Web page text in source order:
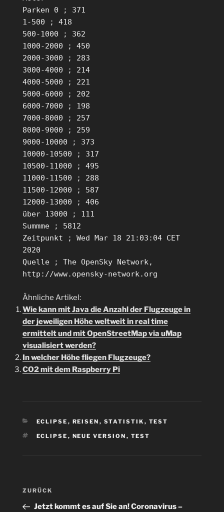
Parken 0 ; 371
1-500 ; 418
500-1000 ; 362
1000-2000 ; 450
2000-3000 ; 283
3000-4000 ; 214
4000-5000 ; 221
5000-6000 ; 202
6000-7000 ; 198
7000-8000 ; 257
8000-9000 ; 259
9000-10000 ; 373
10000-10500 ; 317
10500-11000 ; 495
11000-11500 ; 288
11500-12000 ; 587
12000-13000 ; 406
über 13000 ; 111
Summme ; 5812
Zeitpunkt ; Wed Mar 18 21:03:04 CET
2020
Quelle ; The OpenSky Network,
http://www.opensky-network.org
Ähnliche Artikel:
Wie kann mit Java die Anzahl der Flugzeuge in
der jeweiligen Höhe weltweit in real time
ermittelt und mit OpenStreetMap via uMap
visualisiert werden?
In welcher Höhe fliegen Flugzeuge?
CO2 mit dem Raspberry Pi
KATEGORIEN
ECLIPSE , REISEN , STATISTIK , TEST
SCHLAGWÖRTER
ECLIPSE , NEUE VERSION , TEST
Beitragsnavigation
Vorheriger
Beitrag
ZURÜCK
Jetzt kommt es auf Sie an! Coronavirus –